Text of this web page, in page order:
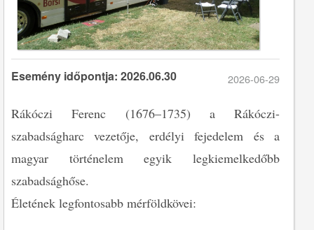
Esemény időpontja: 2026.06.30 2026-06-29
Rákóczi Ferenc (1676–1735) a Rákóczi-
szabadságharc vezetője, erdélyi fejedelem és a
magyar történelem egyik legkiemelkedőbb
szabadsághőse.
Életének legfontosabb mérföldkövei: